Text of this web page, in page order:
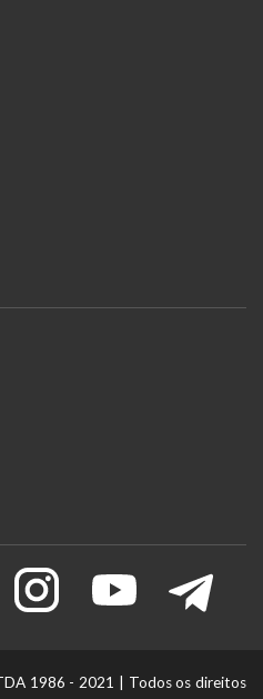
InstagramYoutube
1986 - 2021 | Todos os direitos